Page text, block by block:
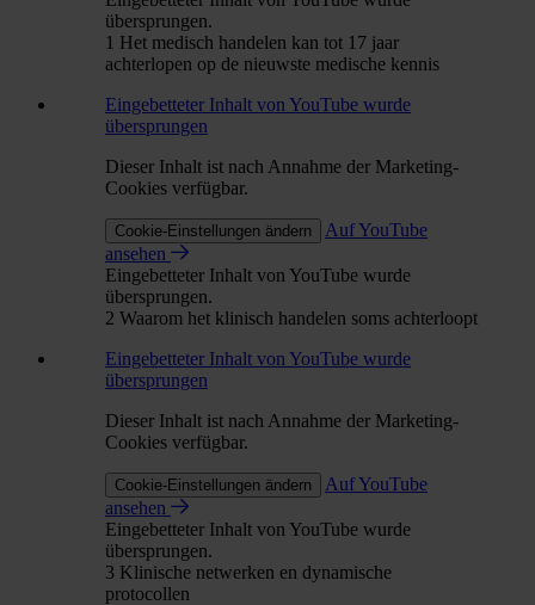
übersprungen.
1 Het medisch handelen kan tot 17 jaar
achterlopen op de nieuwste medische kennis
Eingebetteter Inhalt von YouTube wurde
übersprungen
Dieser Inhalt ist nach Annahme der Marketing-
Cookies verfügbar.
Cookie-Einstellungen ändern
Auf YouTube
ansehen
Eingebetteter Inhalt von YouTube wurde
übersprungen.
2 Waarom het klinisch handelen soms achterloopt
Eingebetteter Inhalt von YouTube wurde
übersprungen
Dieser Inhalt ist nach Annahme der Marketing-
Cookies verfügbar.
Cookie-Einstellungen ändern
Auf YouTube
ansehen
Eingebetteter Inhalt von YouTube wurde
übersprungen.
3 Klinische netwerken en dynamische
protocollen